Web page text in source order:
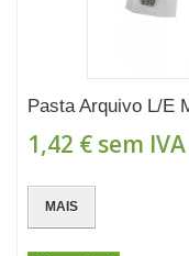
Pasta Arquivo L/E
1,42 € sem IVA
MAIS